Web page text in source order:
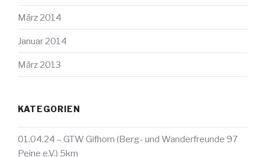
März 2014
Januar 2014
März 2013
KATEGORIEN
01.04.24 – GTW Gifhorn (Berg- und Wanderfreunde 97
Peine e.V.) 5km